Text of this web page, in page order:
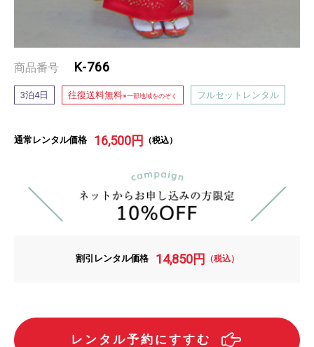
商品番号 K-766
3泊4日 往復送料無料※一部地域をのぞく フルセットレンタル
通常レンタル価格 16,500円 （税込）
割引レンタル価格 14,850円 （税込）
レンタル予約にすすむ